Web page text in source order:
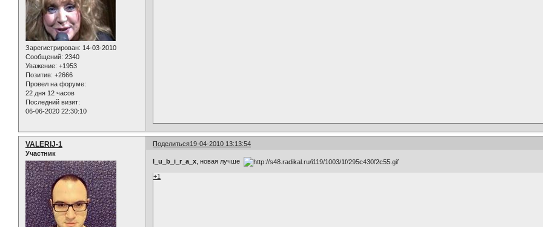
Зарегистрирован: 14-03-2010
Сообщений: 2340
Уважение: +1953
Позитив: +2666
Провел на форуме:
22 дня 12 часов
Последний визит:
06-06-2020 22:30:10
Поделиться19-04-2010 13:13:54
VALERIJ-1
Участник
l_u_b_i_r_a_x , новая лучше
+1